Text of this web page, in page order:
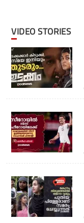
VIDEO STORIES